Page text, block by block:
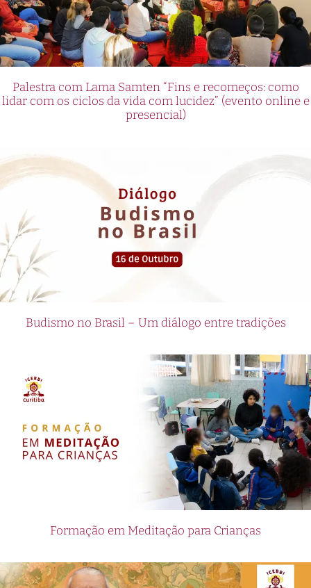
Palestra com Lama Samten “Fins e recomeços: como
lidar com os ciclos da vida com lucidez” (evento online e
presencial)
Budismo no Brasil – Um diálogo entre tradições
Formação em Meditação para Crianças